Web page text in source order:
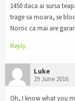
1450 daca ai sursa
trage sa moara, se
Noroc ca mai are
Reply
Luke
29 June 2016
Oh, I know what you